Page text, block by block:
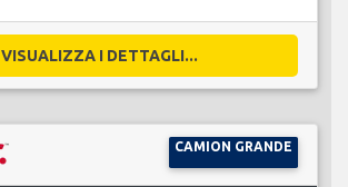
VISUALIZZA I DETTAGLI...
CAMION GRANDE